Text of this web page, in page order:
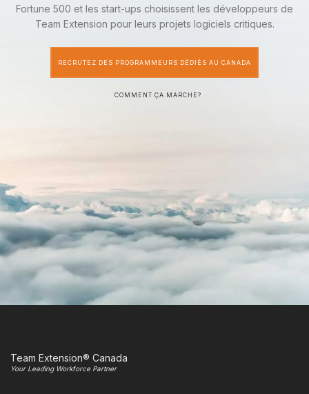
Fortune 500 et les start-ups choisissent les développeurs de
Team Extension pour leurs projets logiciels critiques.
RECRUTEZ DES PROGRAMMEURS DÉDIÉS AU CANADA
COMMENT ÇA MARCHE?
Team Extension® Canada
Your Leading Workforce Partner